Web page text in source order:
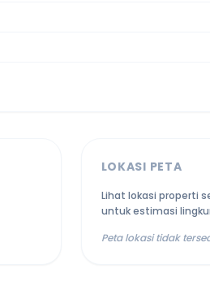
LOKASI PETA
Lihat lokasi properti
untuk estimasi
Peta lokasi tidak